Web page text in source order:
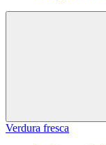
Verdura fresca